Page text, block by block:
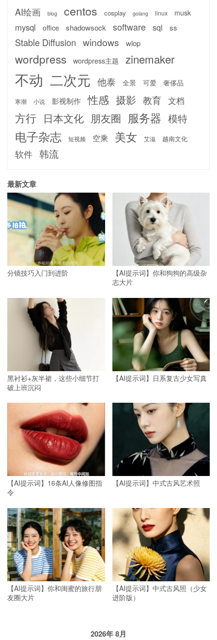
AI绘画 blog centos cosplay golang linux musk
mysql office shadowsock software sql ss
Stable Diffusion windows wlop
wordpress wordpress主题 zinemaker
不动 二次元 他泰 全景 可爱 奢侈品
寒潮 小说 影视制作 性感 摄影 教育 文档
方行 日本文化 朋友圈 服务器 模特
电子杂志 短视频 空乘 美女 艾滋 越南文化
软件 韩流
最新文章
分镜技巧入门到进阶
【AI提示词】你和狗狗的高级杂
志大片
黑衬衫+灰半裙，这些小细节打
破上班沉闷
【AI提示词】日系复古少女写真
【AI提示词】16条AI人像修图指
令
【AI提示词】中式古风艺术照
【AI提示词】你和闺蜜的旅行朋
友圈大片
【AI提示词】中式古风照（少女
进阶版）
2026年 8月